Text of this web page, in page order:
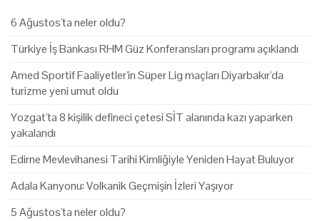
6 Ağustos'ta neler oldu?
Türkiye İş Bankası RHM Güz Konferansları programı açıklandı
Amed Sportif Faaliyetler'in Süper Lig maçları Diyarbakır'da
turizme yeni umut oldu
Yozgat'ta 8 kişilik defineci çetesi SİT alanında kazı yaparken
yakalandı
Edirne Mevlevihanesi Tarihi Kimliğiyle Yeniden Hayat Buluyor
Adala Kanyonu: Volkanik Geçmişin İzleri Yaşıyor
5 Ağustos'ta neler oldu?